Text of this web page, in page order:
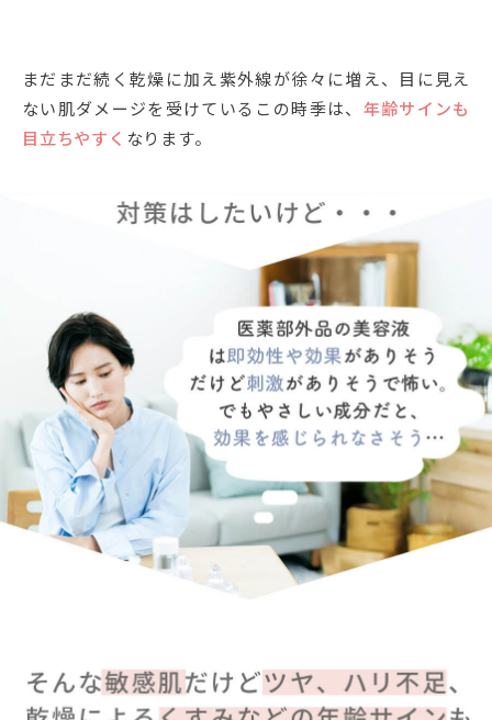
まだまだ続く乾燥に加え紫外線が徐々に増え、目に見え
ない肌ダメージを受けているこの時季は、 年齢サインも
目立ちやすく なります。